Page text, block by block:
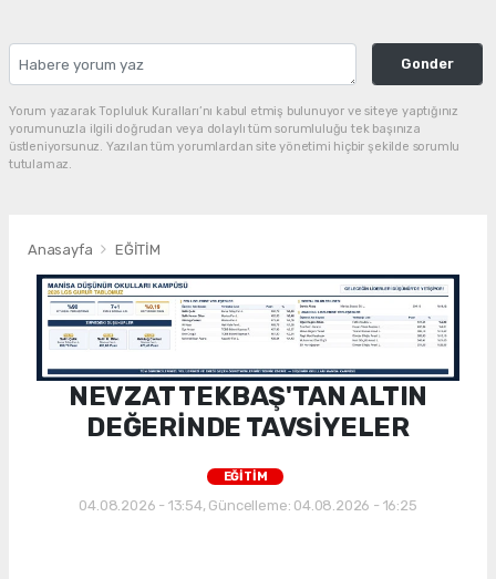
Gonder
Yorum yazarak Topluluk Kuralları’nı kabul etmiş bulunuyor ve siteye yaptığınız
yorumunuzla ilgili doğrudan veya dolaylı tüm sorumluluğu tek başınıza
üstleniyorsunuz. Yazılan tüm yorumlardan site yönetimi hiçbir şekilde sorumlu
tutulamaz.
Anasayfa EĞİTİM
NEVZAT TEKBAŞ'TAN ALTIN
DEĞERİNDE TAVSİYELER
EĞİTİM
04.08.2026 - 13:54, Güncelleme: 04.08.2026 - 16:25